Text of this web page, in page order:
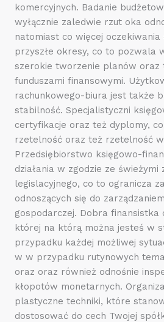
komercyjnych. Badanie
wyłącznie zaledwie rzut oka
natomiast co więcej oczekiwania
przyszłe okresy, co to pozwala
szerokie tworzenie planów oraz
funduszami finansowymi.
rachunkowego-biura jest także
stabilność. Specjalistyczni
certyfikacje oraz też dyplomy,
rzetelność oraz też rzetelność
Przedsiębiorstwo księgowo-
działania w zgodzie ze świeżymi
legislacyjnego, co to ogranicza
odnoszących się do
gospodarczej. Dobra finansistka
której na którą można jesteś w
przypadku każdej możliwej
w w przypadku rutynowych
oraz oraz również odnośnie
kłopotów monetarnych.
plastyczne techniki, które
dostosować do cech Twojej